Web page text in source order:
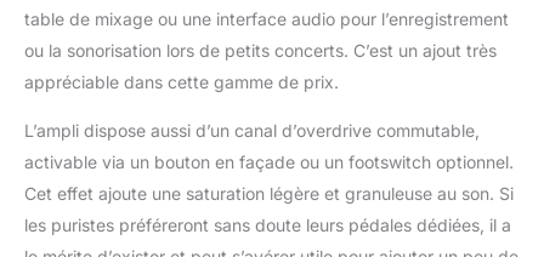
table de mixage ou une interface audio pour l’enregistrement
ou la sonorisation lors de petits concerts. C’est un ajout très
appréciable dans cette gamme de prix.
L’ampli dispose aussi d’un canal d’overdrive commutable,
activable via un bouton en façade ou un footswitch optionnel.
Cet effet ajoute une saturation légère et granuleuse au son. Si
les puristes préféreront sans doute leurs pédales dédiées, il a